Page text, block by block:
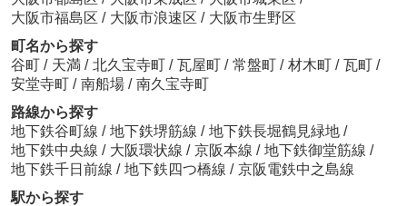
大阪市福島区 / 大阪市浪速区 / 大阪市生野区
町名から探す
谷町 / 天満 / 北久宝寺町 / 瓦屋町 / 常盤町 / 材木町 / 瓦町 /
安堂寺町 / 南船場 / 南久宝寺町
路線から探す
地下鉄谷町線 / 地下鉄堺筋線 / 地下鉄長堀鶴見緑地 /
地下鉄中央線 / 大阪環状線 / 京阪本線 / 地下鉄御堂筋線 /
地下鉄千日前線 / 地下鉄四つ橋線 / 京阪電鉄中之島線
駅から探す